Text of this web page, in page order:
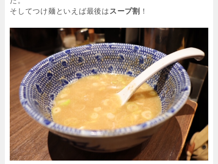
そしてつけ麺といえば最後は スープ割 ！